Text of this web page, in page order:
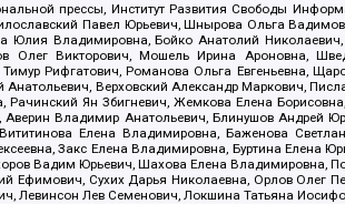
прессы, Институт Развития Свободы
Павел Юрьевич, Шнырова Ольга
Юлия Владимировна, Бойко Анатолий
Олег Викторович, Мошель Ирина Ароновна,
Рифгатович, Романова Ольга Евгеньевна,
Анатольевич, Верховский Александр Маркович,
Рачинский Ян Збигневич, Жемкова Елена
Владимир Анатольевич, Блинушов Андрей
Елена Владимировна, Баженова
Закс Елена Владимировна, Буртина Елена
Вадим Юрьевич, Шахова Елена Владимировна,
Ефимович, Сухих Дарья Николаевна, Орлов Олег
Левинсон Лев Семенович, Локшина Татьяна